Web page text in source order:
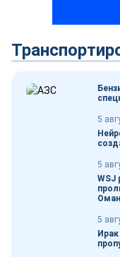
5
5
WSJ
Оман
5